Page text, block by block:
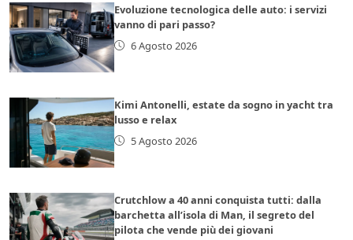
Evoluzione tecnologica delle auto: i servizi
vanno di pari passo?
6 Agosto 2026
Kimi Antonelli, estate da sogno in yacht tra
lusso e relax
5 Agosto 2026
Crutchlow a 40 anni conquista tutti: dalla
barchetta all’isola di Man, il segreto del
pilota che vende più dei giovani